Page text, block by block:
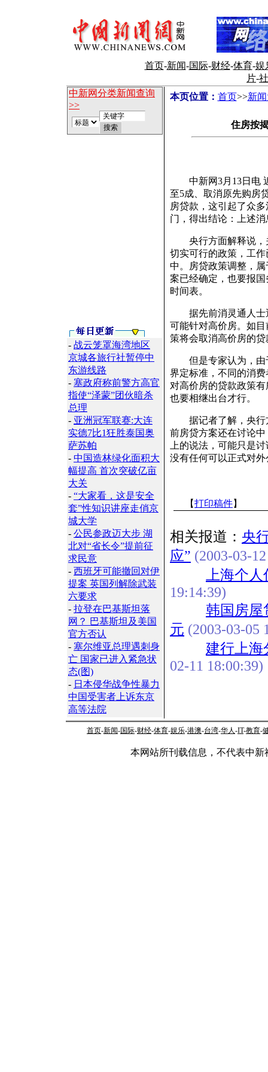
首页-新闻-国际-财经-体育-娱
片-
中新网分类新闻查询
>>
- 战云笼罩海湾地区
京城各旅行社暂停中
东游线路
- 塞政府称前警方高官
指使“泽蒙”团伙暗杀
总理
- 亚洲冠军联赛:大连
实德7比1狂胜泰国奥
萨苏帕
- 中国造林绿化面积大
幅提高 首次突破亿亩
大关
- “大家看，这是安全
套”性知识讲座走俏京
城大学
- 公民参政迈大步 湖
北对“省长令”提前征
求民意
- 西班牙可能撤回对伊
提案 英国列解除武装
六要求
- 拉登在巴基斯坦落
网？ 巴基斯坦及美国
官方否认
- 塞尔维亚总理遇刺身
亡 国家已进入紧急状
态(图)
- 日本侵华战争性暴力
中国受害者上诉东京
高等法院
本页位置： 首页>>新
住房按
中新网3月13日电 近
至5成、取消原先购房
房贷款，这引起了众
门，得出结论：上述
央行方面解释说，
切实可行的政策，工
中。房贷政策调整，
案已经确定，也要报
时间表。
据先前消灵通人士
可能针对高价房。如
策将会取消高价房的
但是专家认为，由
界定标准，不同的消
对高价房的贷款政策
也要相继出台才行。
据记者了解，央行
前房贷方案还在讨论
上的说法，可能只是
没有任何可以正式对
【打印稿件】
相关报道： 央
应” (2003-03-
上海个
19:14:39)
韩国房屋
元 (2003-03-05
建行上海
02-11 18:00:39)
首页-新闻-国际-财经-体育-娱乐-港澳-台湾-华人-IT-教育-
本网站所刊载信息，不代表中